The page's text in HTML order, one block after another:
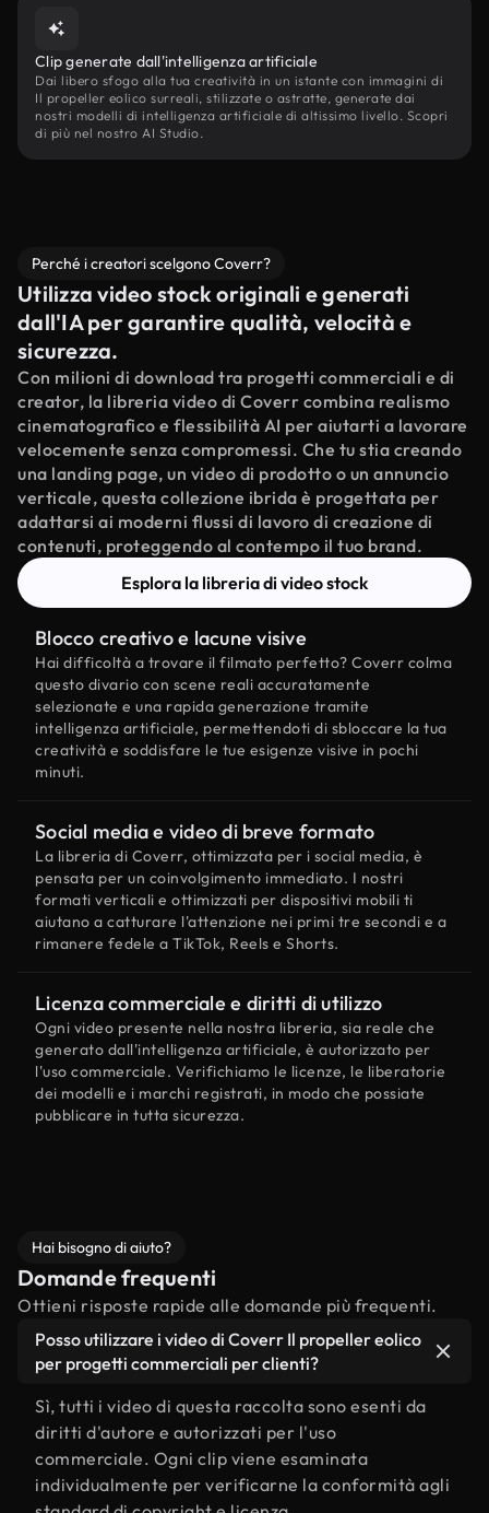
Clip generate dall'intelligenza artificiale
Dai libero sfogo alla tua creatività in un istante con immagini di
Il propeller eolico surreali, stilizzate o astratte, generate dai
nostri modelli di intelligenza artificiale di altissimo livello. Scopri
di più nel nostro AI Studio.
Perché i creatori scelgono Coverr?
Utilizza video stock originali e generati
dall'IA per garantire qualità, velocità e
sicurezza.
Con milioni di download tra progetti commerciali e di
creator, la libreria video di Coverr combina realismo
cinematografico e flessibilità AI per aiutarti a lavorare
velocemente senza compromessi. Che tu stia creando
una landing page, un video di prodotto o un annuncio
verticale, questa collezione ibrida è progettata per
adattarsi ai moderni flussi di lavoro di creazione di
contenuti, proteggendo al contempo il tuo brand.
Esplora la libreria di video stock
Blocco creativo e lacune visive
Hai difficoltà a trovare il filmato perfetto? Coverr colma
questo divario con scene reali accuratamente
selezionate e una rapida generazione tramite
intelligenza artificiale, permettendoti di sbloccare la tua
creatività e soddisfare le tue esigenze visive in pochi
minuti.
Social media e video di breve formato
La libreria di Coverr, ottimizzata per i social media, è
pensata per un coinvolgimento immediato. I nostri
formati verticali e ottimizzati per dispositivi mobili ti
aiutano a catturare l'attenzione nei primi tre secondi e a
rimanere fedele a TikTok, Reels e Shorts.
Licenza commerciale e diritti di utilizzo
Ogni video presente nella nostra libreria, sia reale che
generato dall'intelligenza artificiale, è autorizzato per
l'uso commerciale. Verifichiamo le licenze, le liberatorie
dei modelli e i marchi registrati, in modo che possiate
pubblicare in tutta sicurezza.
Hai bisogno di aiuto?
Domande frequenti
Ottieni risposte rapide alle domande più frequenti.
Posso utilizzare i video di Coverr Il propeller eolico
per progetti commerciali per clienti?
Sì, tutti i video di questa raccolta sono esenti da
diritti d'autore e autorizzati per l'uso
commerciale. Ogni clip viene esaminata
individualmente per verificarne la conformità agli